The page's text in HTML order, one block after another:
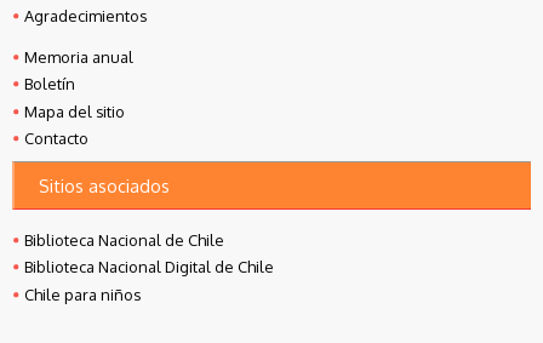
Agradecimientos
Memoria anual
Boletín
Mapa del sitio
Contacto
Sitios asociados
Biblioteca Nacional de Chile
Biblioteca Nacional Digital de Chile
Chile para niños